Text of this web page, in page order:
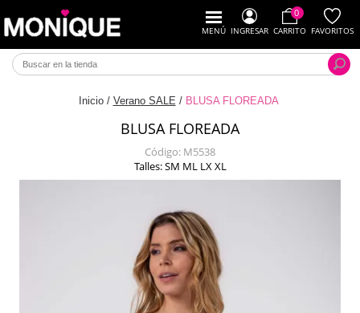
MENÚ INGRESAR
0
CARRITO FAVORITOS
Inicio / Verano SALE / BLUSA FLOREADA
BLUSA FLOREADA
Código: M5538
Talles: SM ML LX XL